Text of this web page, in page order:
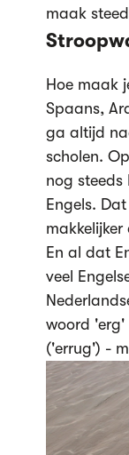
maak
Hoe maak
Spaans,
ga altijd
scholen.
nog
Engels.
En al dat
veel
woord 'erg'
('errug') -